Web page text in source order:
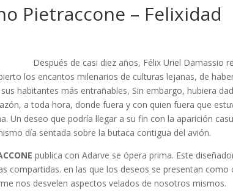
Pietraccone – Felixidad
Después de casi diez años, Félix Uriel Damassio
los encantos milenarios de culturas lejanas, de
habitantes más entrañables, Sin embargo, hubiera
a toda hora, donde fuera y con quien fuera que
Un deseo que podría llegar a su fin con la aparición
día sentada sobre la butaca contigua del avión.
publica con Adarve se ópera prima. Este
compartidas. en las que los deseos se presentan
nos desvelen aspectos velados de nosotros mismos.